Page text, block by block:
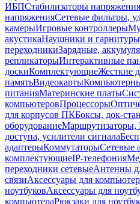
ИБПСтабилизаторы напряжения
напряженияСетевые фильтры,
камерыИгровые контроллеры
акустикаНаушники и гарнитуры
переходникиЗарядные,
репликаторыИнтерактивные
доскиКомплектующиеЖесткие
памятьВидеокарты
питанияМатеринские платы
компьютеровПроцессоры
для корпусов ПКБоксы, док-
оборудование
доступа, усилители сигнала
адаптерыКоммутаторыСетевые
комплектующиеIP-телефония
переходники сетевыеАнтенны
связиАксессуары для
ноутбуковАксессуары для
компьютераРюкзаки для